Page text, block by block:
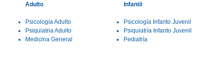
Adulto
Psicología Adulto
Psiquiatria Adulto
Medicina General
Infantil
Psicología Infanto Juvenil
Psiquiatría Infanto Juvenil
Pediatría